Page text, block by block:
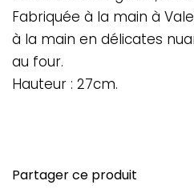
Fabriquée à la main à
à la main en délicates
au four.
Hauteur : 27cm.
Partager ce produit